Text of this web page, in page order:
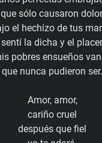
que sólo causaron
el hechizo de tus
sentí la dicha y el
pobres ensueños
que nunca pudieron ser.
Amor, amor,
cariño cruel
después que fiel